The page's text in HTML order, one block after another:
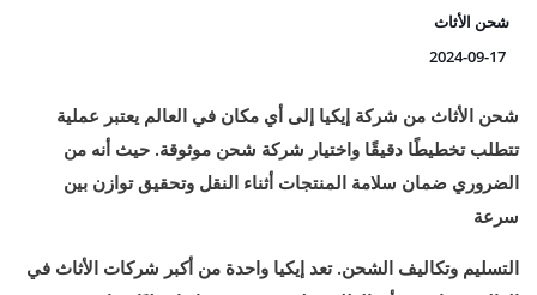
شحن الأثاث
شحن الأثاث من شركة إيكيا إلى أي مكان في العالم يعتبر عملية
تتطلب تخطيطًا دقيقًا واختيار شركة شحن موثوقة. حيث أنه من
الضروري ضمان سلامة المنتجات أثناء النقل وتحقيق توازن بين
سرعة
التسليم وتكاليف الشحن. تعد إيكيا واحدة من أكبر شركات الأثاث في